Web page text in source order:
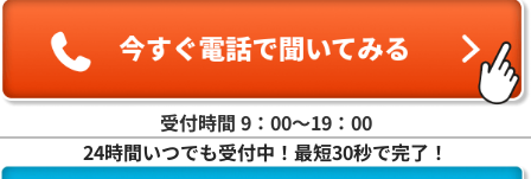
受付時間 9：00〜19：00
24時間いつでも受付中！最短30秒で完了！